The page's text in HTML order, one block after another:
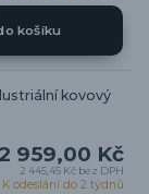
košíku
kovový
959,00 Kč
2 445,45 Kč bez DPH
K odeslání do 2 týdnů